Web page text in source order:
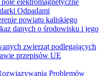
elektromagnetyczne
Odpadami
powiatu kaliskiego
danych o środowisku i jego
zwierząt podlegających
przepisów UE
Problemów